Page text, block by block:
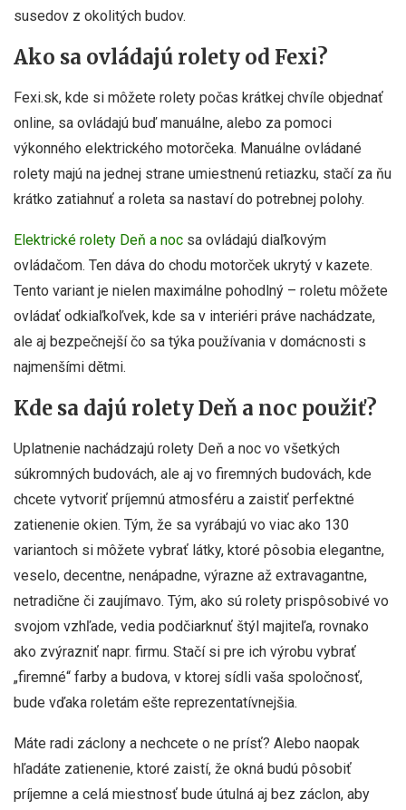
susedov z okolitých budov.
Ako sa ovládajú rolety od Fexi?
Fexi.sk, kde si môžete rolety počas krátkej chvíle objednať
online, sa ovládajú buď manuálne, alebo za pomoci
výkonného elektrického motorčeka. Manuálne ovládané
rolety majú na jednej strane umiestnenú retiazku, stačí za ňu
krátko zatiahnuť a roleta sa nastaví do potrebnej polohy.
Elektrické rolety Deň a noc sa ovládajú diaľkovým
ovládačom. Ten dáva do chodu motorček ukrytý v kazete.
Tento variant je nielen maximálne pohodlný – roletu môžete
ovládať odkiaľkoľvek, kde sa v interiéri práve nachádzate,
ale aj bezpečnejší čo sa týka používania v domácnosti s
najmenšími dětmi.
Kde sa dajú rolety Deň a noc použiť?
Uplatnenie nachádzajú rolety Deň a noc vo všetkých
súkromných budovách, ale aj vo firemných budovách, kde
chcete vytvoriť príjemnú atmosféru a zaistiť perfektné
zatienenie okien. Tým, že sa vyrábajú vo viac ako 130
variantoch si môžete vybrať látky, ktoré pôsobia elegantne,
veselo, decentne, nenápadne, výrazne až extravagantne,
netradične či zaujímavo. Tým, ako sú rolety prispôsobivé vo
svojom vzhľade, vedia podčiarknuť štýl majiteľa, rovnako
ako zvýrazniť napr. firmu. Stačí si pre ich výrobu vybrať
„firemné“ farby a budova, v ktorej sídli vaša spoločnosť,
bude vďaka roletám ešte reprezentatívnejšia.
Máte radi záclony a nechcete o ne prísť? Alebo naopak
hľadáte zatienenie, ktoré zaistí, že okná budú pôsobiť
príjemne a celá miestnosť bude útulná aj bez záclon, aby